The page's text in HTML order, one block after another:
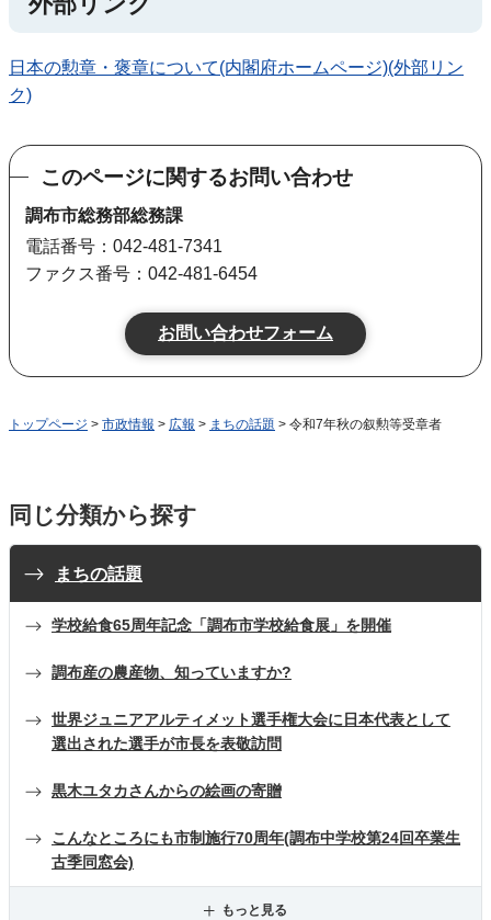
日本の勲章・褒章について(内閣府ホームページ)(外部リン
ク)
このページに関するお問い合わせ
調布市総務部総務課
電話番号：042-481-7341
ファクス番号：042-481-6454
トップページ > 市政情報 > 広報 > まちの話題 > 令和7年秋の叙勲等受章者
同じ分類から探す
まちの話題
学校給食65周年記念「調布市学校給食展」を開催
調布産の農産物、知っていますか?
世界ジュニアアルティメット選手権大会に日本代表として
選出された選手が市長を表敬訪問
黒木ユタカさんからの絵画の寄贈
こんなところにも市制施行70周年(調布中学校第24回卒業生
古季同窓会)
もっと見る